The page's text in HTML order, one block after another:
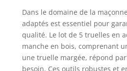
Dans le domaine de la
adaptés est essentiel pour
qualité. Le lot de 5 truelles en
manche en bois, comprenant
une truelle margée, répond
besoin. Ces outils robustes et